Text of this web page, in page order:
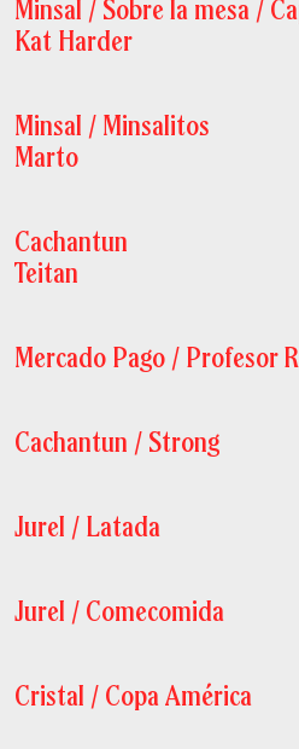
Minsal / Sobre la mesa /
Kat Harder
Minsal / Minsalitos
Marto
Cachantun
Teitan
Mercado Pago / Profesor
Cachantun / Strong
Jurel / Latada
Jurel / Comecomida
Cristal / Copa América